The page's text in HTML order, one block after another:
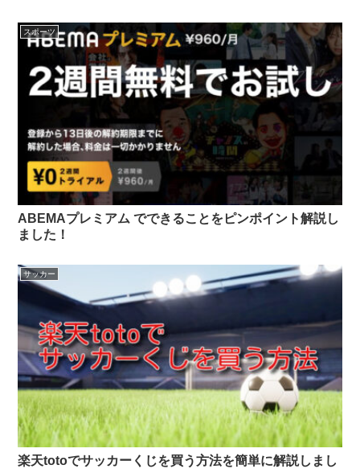
スポーツ
ABEMAプレミアム でできることをピンポイント解説し
ました！
サッカー
楽天totoでサッカーくじを買う方法を簡単に解説しまし